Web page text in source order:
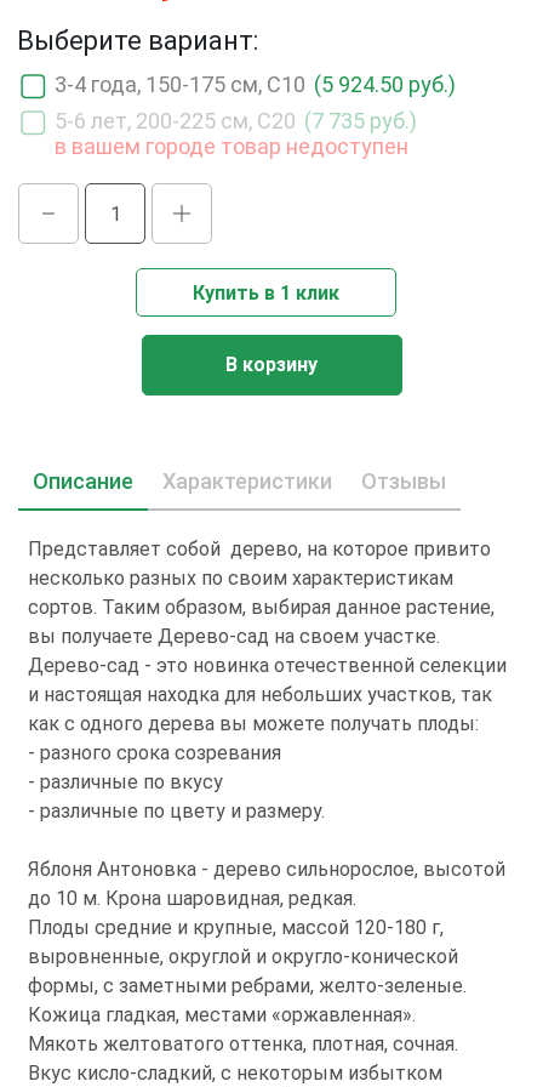
Выберите вариант:
3-4 года, 150-175 см, С10 (5 924.50 руб.)
5-6 лет, 200-225 см, С20 (7 735 руб.)
в вашем городе товар недоступен
Купить в 1 клик
В корзину
Описание Характеристики Отзывы
Представляет собой дерево, на которое привито
несколько разных по своим характеристикам
сортов. Таким образом, выбирая данное растение,
вы получаете Дерево-сад на своем участке.
Дерево-сад - это новинка отечественной селекции
и настоящая находка для небольших участков, так
как с одного дерева вы можете получать плоды:
- разного срока созревания
- различные по вкусу
- различные по цвету и размеру.
Яблоня Антоновка - дерево сильнорослое, высотой
до 10 м. Крона шаровидная, редкая.
Плоды средние и крупные, массой 120-180 г,
выровненные, округлой и округло-конической
формы, с заметными ребрами, желто-зеленые.
Кожица гладкая, местами «оржавленная».
Мякоть желтоватого оттенка, плотная, сочная.
Вкус кисло-сладкий, с некоторым избытком